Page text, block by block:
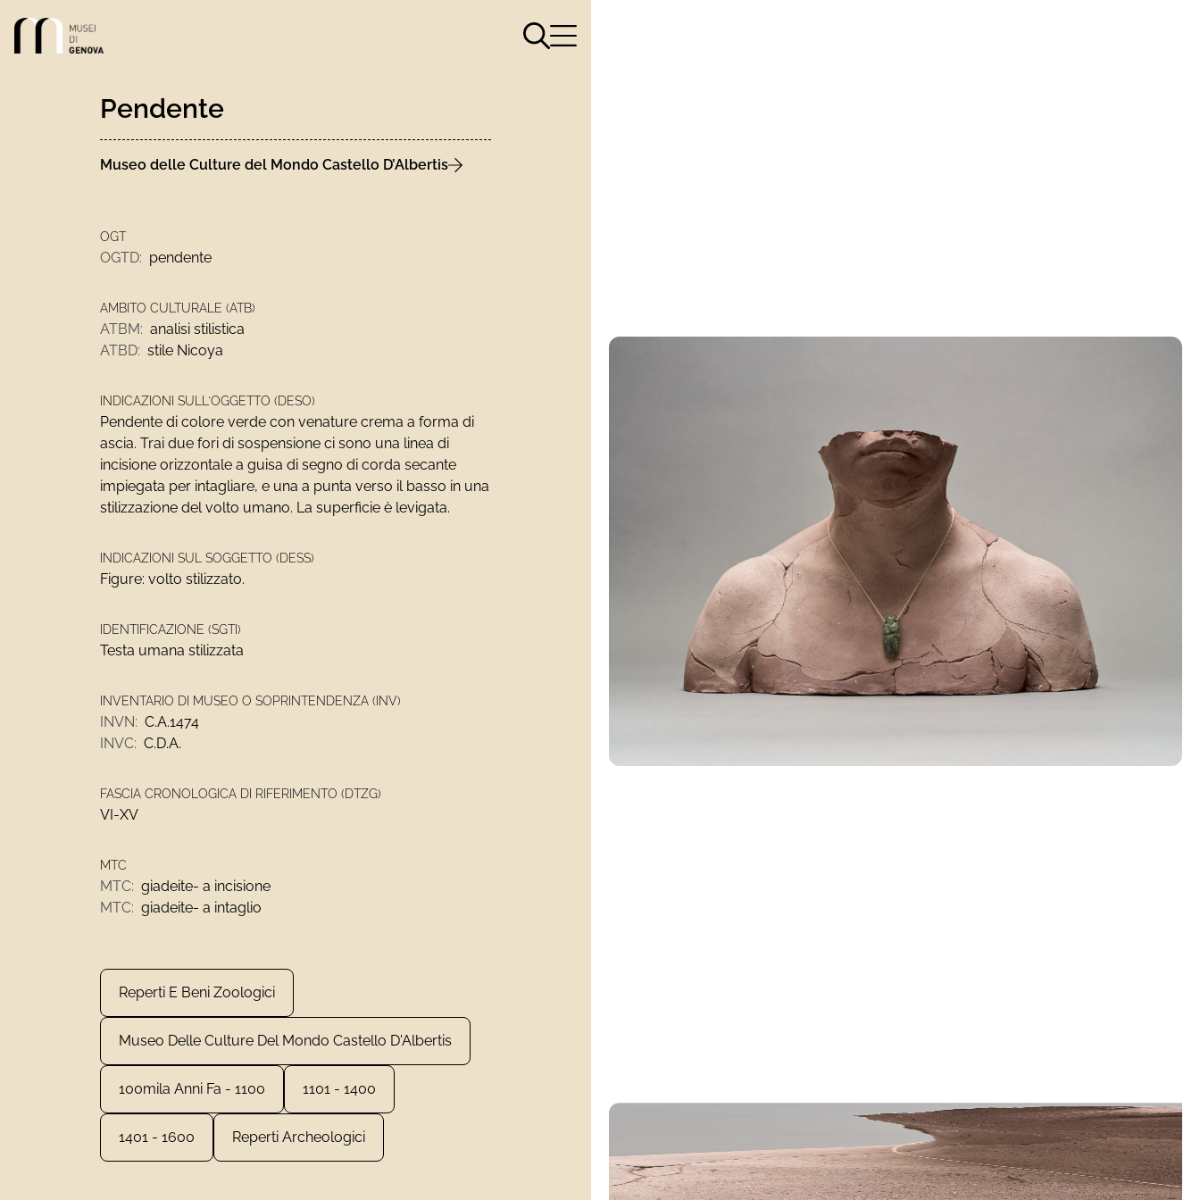
Link alla homepage Apri il menù di ricerca
Apri il menù di navigazione
Pendente
Museo delle Culture del Mondo Castello D’Albertis
OGT
OGTD: pendente
AMBITO CULTURALE (ATB)
ATBM: analisi stilistica
ATBD: stile Nicoya
INDICAZIONI SULL'OGGETTO (DESO)
Pendente di colore verde con venature crema a forma di
ascia. Trai due fori di sospensione ci sono una linea di
incisione orizzontale a guisa di segno di corda secante
impiegata per intagliare, e una a punta verso il basso in una
stilizzazione del volto umano. La superficie è levigata.
INDICAZIONI SUL SOGGETTO (DESS)
Figure: volto stilizzato.
IDENTIFICAZIONE (SGTI)
Testa umana stilizzata
INVENTARIO DI MUSEO O SOPRINTENDENZA (INV)
INVN: C.A.1474
INVC: C.D.A.
FASCIA CRONOLOGICA DI RIFERIMENTO (DTZG)
VI-XV
MTC
MTC: giadeite- a incisione
MTC: giadeite- a intaglio
Reperti E Beni Zoologici
Museo Delle Culture Del Mondo Castello D'Albertis
100mila Anni Fa - 1100 1101 - 1400
1401 - 1600 Reperti Archeologici